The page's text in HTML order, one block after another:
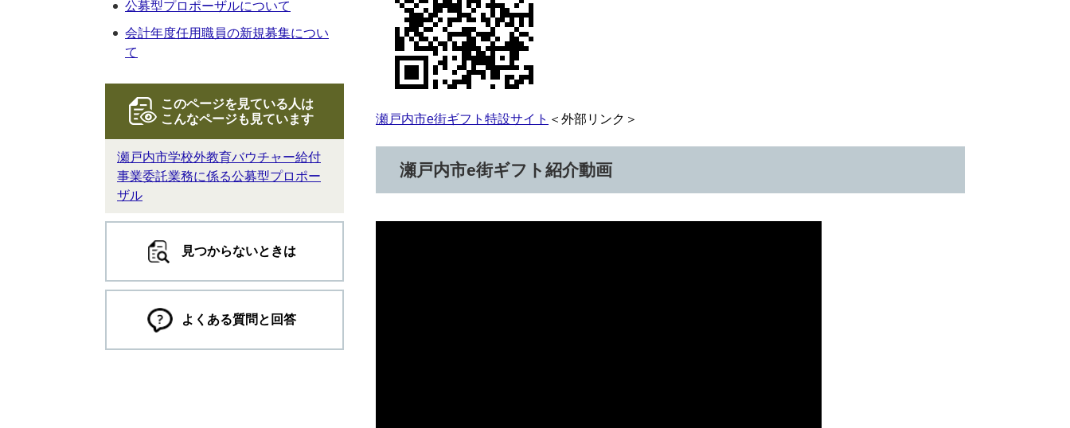
瀬戸内市e街ギフト特設サイト ＜外部リンク＞
瀬戸内市e街ギフト紹介動画
公募型プロポーザルについて
会計年度任用職員の新規募集につい
て
このページを見ている人は
こんなページも見ています
瀬戸内市学校外教育バウチャー給付
事業委託業務に係る公募型プロポー
ザル
見つからないときは
よくある質問と回答